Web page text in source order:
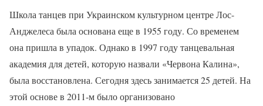
Школа танцев при Украинском культурном центре Лос-
Анджелеса была основана еще в 1955 году. Со временем
она пришла в упадок. Однако в 1997 году танцевальная
академия для детей, которую назвали «Червона Калина»,
была восстановлена. Сегодня здесь занимается 25 детей. На
этой основе в 2011-м было организовано